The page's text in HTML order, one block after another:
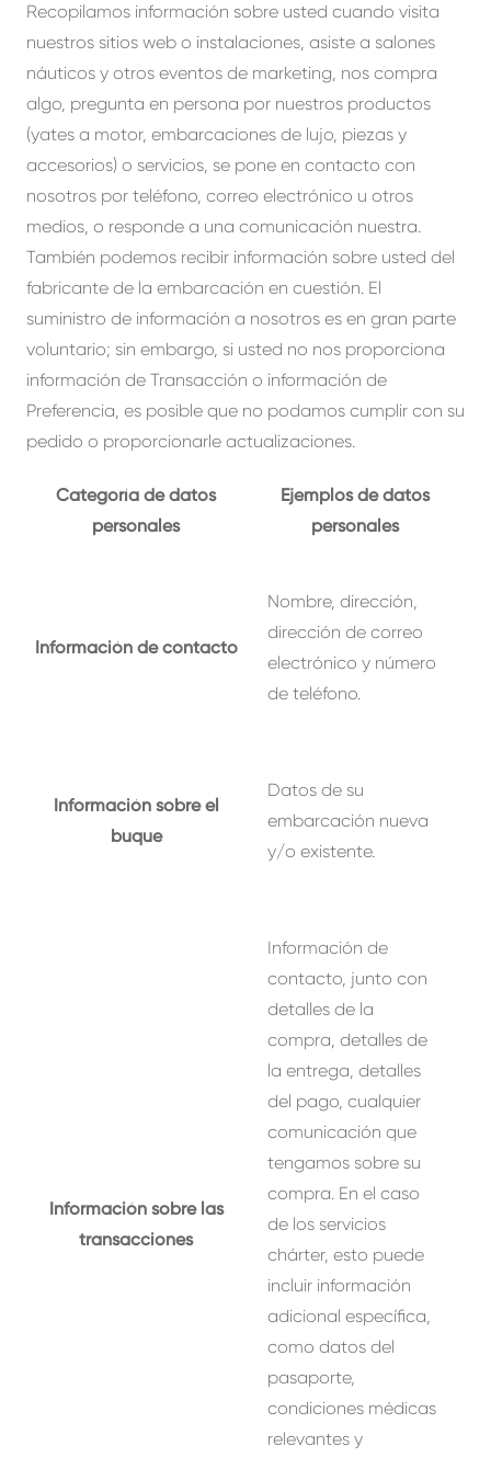
Recopilamos información sobre usted cuando visita
nuestros sitios web o instalaciones, asiste a salones
náuticos y otros eventos de marketing, nos compra
algo, pregunta en persona por nuestros productos
(yates a motor, embarcaciones de lujo, piezas y
accesorios) o servicios, se pone en contacto con
nosotros por teléfono, correo electrónico u otros
medios, o responde a una comunicación nuestra.
También podemos recibir información sobre usted del
fabricante de la embarcación en cuestión. El
suministro de información a nosotros es en gran parte
voluntario; sin embargo, si usted no nos proporciona
información de Transacción o información de
Preferencia, es posible que no podamos cumplir con su
pedido o proporcionarle actualizaciones.
Categoría de datos
personales
Ejemplos de datos
personales
Información de contacto
Nombre, dirección,
dirección de correo
electrónico y número
de teléfono.
Información sobre el
buque
Datos de su
embarcación nueva
y/o existente.
Información sobre las
transacciones
Información de
contacto, junto con
detalles de la
compra, detalles de
la entrega, detalles
del pago, cualquier
comunicación que
tengamos sobre su
compra. En el caso
de los servicios
chárter, esto puede
incluir información
adicional específica,
como datos del
pasaporte,
condiciones médicas
relevantes y